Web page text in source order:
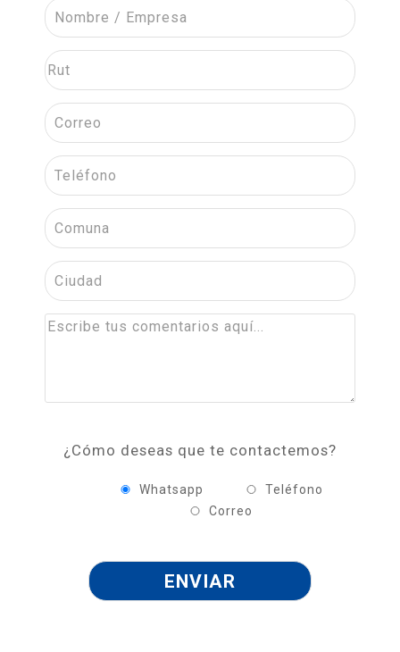
¿Cómo deseas que te contactemos?
Whatsapp
Teléfono
Correo